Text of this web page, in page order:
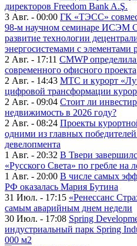
директоров Freedom Bank A.Ş.
3 Авг. - 00:00 ГК «ТЭСС»
98-м научном семинаре ИСЭМ
развитие технологии
энергосистемами с элементами
2 Авг. - 17:11 CMWP
современного офисного проекта
2 Авг. - 14:43 МТС и курорт
цифровой трансформации
2 Авг. - 09:04 Стоит ли
недвижимость в 2026 году?
2 Авг. - 08:24 Проекты
одними из главных
девелопмента
1 Авг. - 20:32 В Твери
«Русского Света» по гребле на
1 Авг. - 20:00 В числе самых
РФ оказалась Мария Бутина
31 Июл. - 17:15 «Ренессанс
самым аварийным днем недели
30 Июл. - 17:08 Spring
индустриальный парк Spring
000 м2